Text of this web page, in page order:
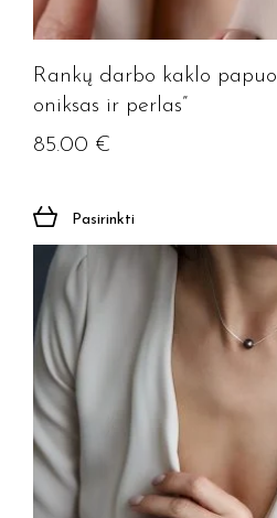
Rankų darbo kaklo
oniksas ir perlas”
85.00 €
Pasirinkti